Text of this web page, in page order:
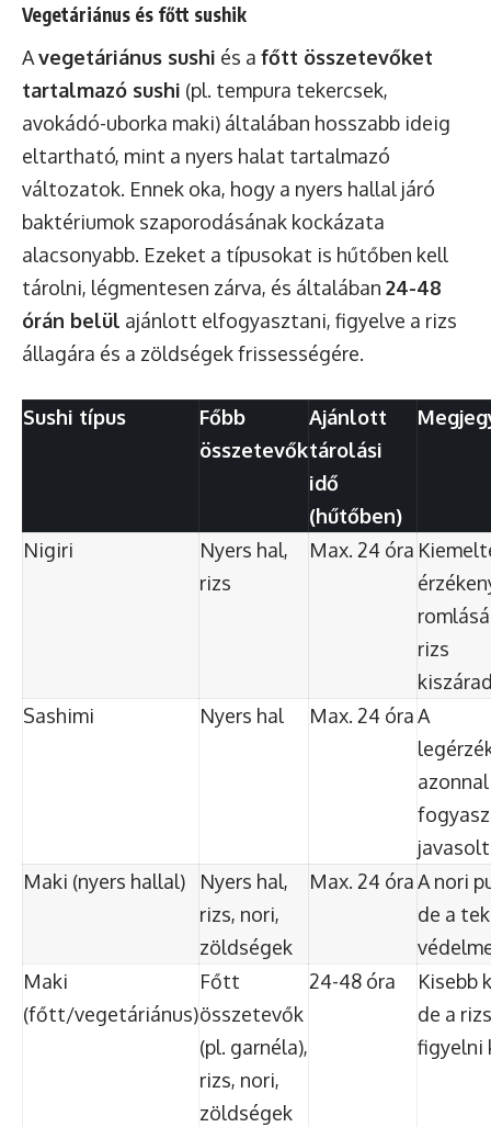
Vegetáriánus és főtt sushik
Avegetáriánus sushi és a főtt összetevőket
tartalmazó sushi (pl. tempura tekercsek,
avokádó-uborka maki) általában hosszabb ideig
eltartható, mint a nyers halat tartalmazó
változatok. Ennek oka, hogy a nyers hallal járó
baktériumok szaporodásának kockázata
alacsonyabb. Ezeket a típusokat is hűtőben kell
tárolni, légmentesen zárva, és általában 24-48
órán belül ajánlott elfogyasztani, figyelve a rizs
állagára és a zöldségek frissességére.
Sushi típus
Főbb
összetevők
Ajánlott
tárolási
idő
(hűtőben)
Nigiri
Nyers hal,
rizs
Max. 24 óra
rizs
Sashimi
Nyers hal Max. 24 óraA
Maki (nyers hallal)
Nyers hal,
rizs, nori,
zöldségek
Max. 24 óraA nori
de a
Maki
(főtt/vegetáriánus)
Főtt
összetevők
(pl. garnéla),
rizs, nori,
zöldségek
24-48 óra
Kisebb
de a
figyelni